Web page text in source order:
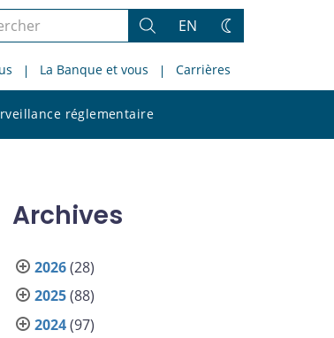
Rechercher
EN
Changez
thème
La Banque et vous Carrières
réglementaire
le
Archives
2026(28)
2025(88)
2024(97)